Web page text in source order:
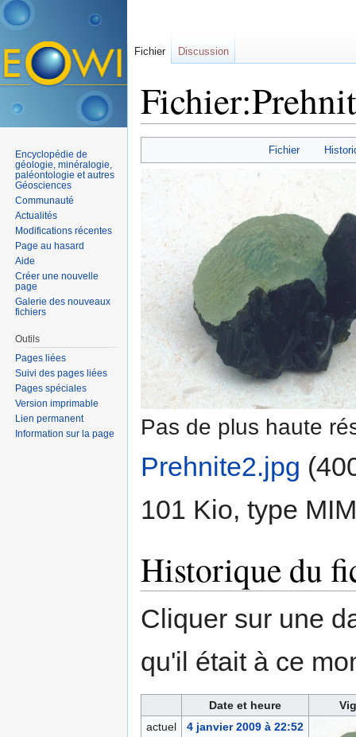
Fichier
Pas de plus haute
Prehnite2.jpg
101 Kio, type
Historique du
Cliquer sur une
qu'il était à ce
Date et heure
actuel
4 janvier 2009 à 22:52
Fichier Discussion
Encyclopédie de
géologie, minéralogie,
paléontologie et autres
Géosciences
Communauté
Actualités
Modifications récentes
Page au hasard
Aide
Créer une nouvelle
page
Galerie des nouveaux
fichiers
Outils
Pages liées
Suivi des pages liées
Pages spéciales
Version imprimable
Lien permanent
Information sur la page